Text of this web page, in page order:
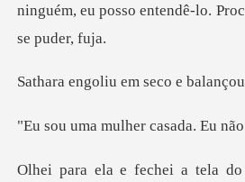
ninguém, eu
u em seco e ba
r casada. Eu